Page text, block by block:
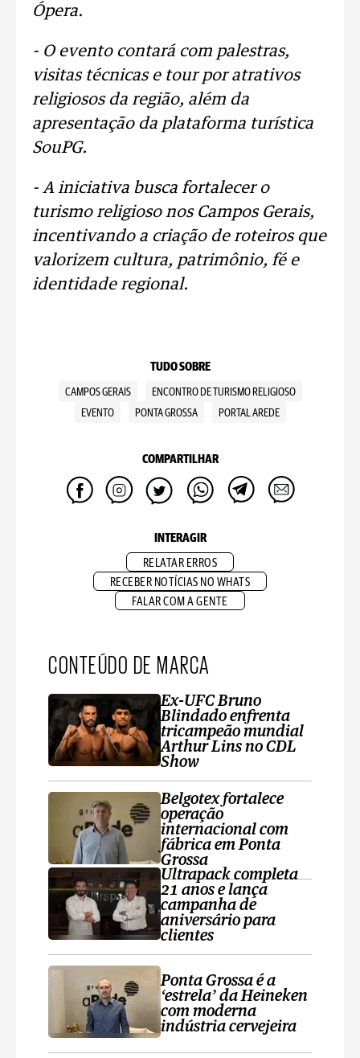
Ópera.
- O evento contará com palestras,
visitas técnicas e tour por atrativos
religiosos da região, além da
apresentação da plataforma turística
SouPG.
- A iniciativa busca fortalecer o
turismo religioso nos Campos Gerais,
incentivando a criação de roteiros que
valorizem cultura, patrimônio, fé e
identidade regional.
TUDO SOBRE
CAMPOS GERAIS
ENCONTRO DE TURISMO RELIGIOSO
EVENTO
PONTA GROSSA PORTAL AREDE
COMPARTILHAR
INTERAGIR
RELATAR ERROS
RECEBER NOTÍCIAS NO WHATS
FALAR COM A GENTE
CONTEÚDO DE MARCA
Ex-UFC Bruno
Blindado enfrenta
tricampeão mundial
Arthur Lins no CDL
Show
Belgotex fortalece
operação
internacional com
fábrica em Ponta
Grossa
Ultrapack completa
21 anos e lança
campanha de
aniversário para
clientes
Ponta Grossa é a
‘estrela’ da Heineken
com moderna
indústria cervejeira